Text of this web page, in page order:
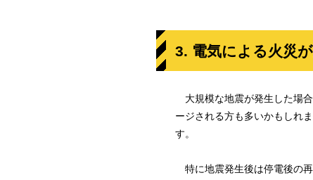
3. 電気による火災
大規模な地震が発生した場
ージされる方も多いかもしれ
す。
特に地震発生後は停電後の